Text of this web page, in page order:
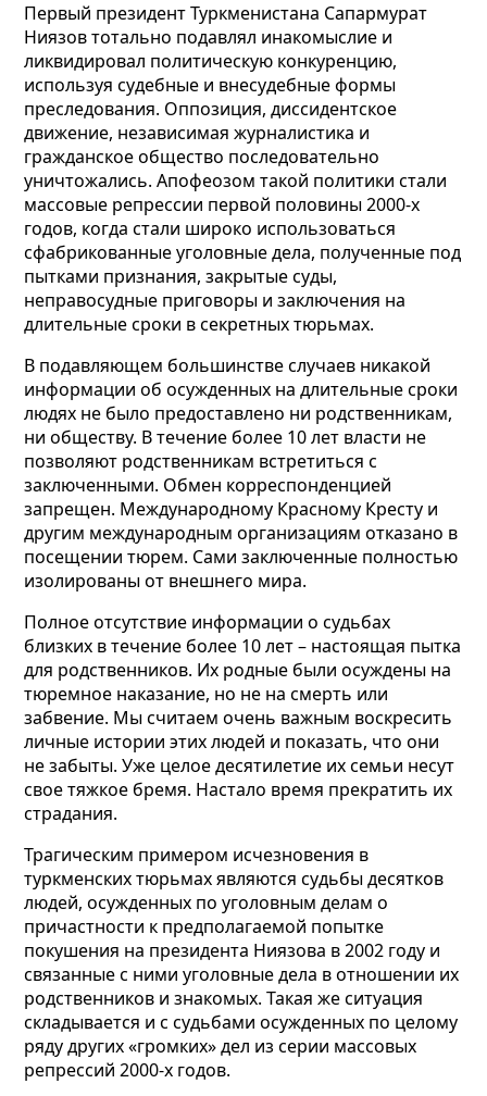
Первый президент Туркменистана Сапармурат
Ниязов тотально подавлял инакомыслие и
ликвидировал политическую конкуренцию,
используя судебные и внесудебные формы
преследования. Оппозиция, диссидентское
движение, независимая журналистика и
гражданское общество последовательно
уничтожались. Апофеозом такой политики стали
массовые репрессии первой половины 2000-х
годов, когда стали широко использоваться
сфабрикованные уголовные дела, полученные под
пытками признания, закрытые суды,
неправосудные приговоры и заключения на
длительные сроки в секретных тюрьмах.
В подавляющем большинстве случаев никакой
информации об осужденных на длительные сроки
людях не было предоставлено ни родственникам,
ни обществу. В течение более 10 лет власти не
позволяют родственникам встретиться с
заключенными. Обмен корреспонденцией
запрещен. Международному Красному Кресту и
другим международным организациям отказано в
посещении тюрем. Сами заключенные полностью
изолированы от внешнего мира.
Полное отсутствие информации о судьбах
близких в течение более 10 лет – настоящая пытка
для родственников. Их родные были осуждены на
тюремное наказание, но не на смерть или
забвение. Мы считаем очень важным воскресить
личные истории этих людей и показать, что они
не забыты. Уже целое десятилетие их семьи несут
свое тяжкое бремя. Настало время прекратить их
страдания.
Трагическим примером исчезновения в
туркменских тюрьмах являются судьбы десятков
людей, осужденных по уголовным делам о
причастности к предполагаемой попытке
покушения на президента Ниязова в 2002 году и
связанные с ними уголовные дела в отношении их
родственников и знакомых. Такая же ситуация
складывается и с судьбами осужденных по целому
ряду других «громких» дел из серии массовых
репрессий 2000-х годов.